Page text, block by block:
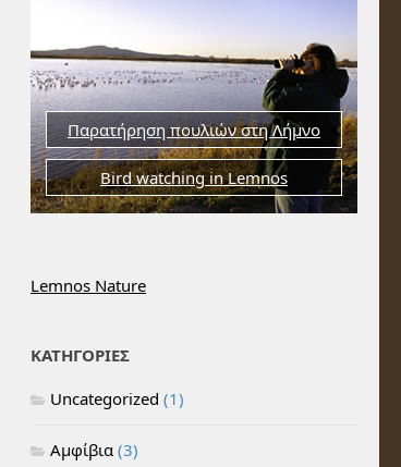
Παρατήρηση πουλιών στη Λήμνο
Bird watching in Lemnos
Lemnos Nature
ΚΑΤΗΓΟΡΙΕΣ
Uncategorized (1)
Αμφίβια (3)